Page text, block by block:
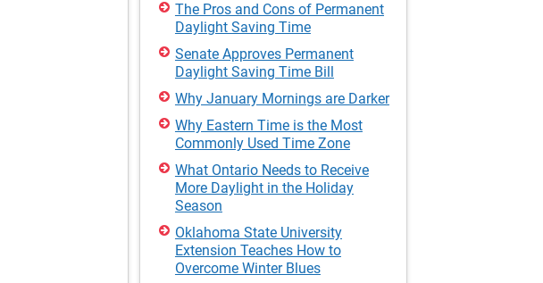
The Pros and Cons of Permanent
Daylight Saving Time
Senate Approves Permanent
Daylight Saving Time Bill
Why January Mornings are Darker
Why Eastern Time is the Most
Commonly Used Time Zone
What Ontario Needs to Receive
More Daylight in the Holiday
Season
Oklahoma State University
Extension Teaches How to
Overcome Winter Blues